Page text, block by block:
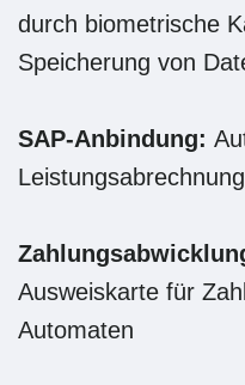
durch biometrische
Speicherung von
SAP-Anbindung:
Leistungsabrechnung
Ausweiskarte für
Automaten